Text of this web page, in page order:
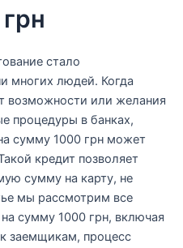
стало
многих людей. Когда
возможности или желания
процедуры в банках,
сумму 1000 грн может
кредит позволяет
сумму на карту, не
мы рассмотрим все
сумму 1000 грн, включая
заемщикам, процесс